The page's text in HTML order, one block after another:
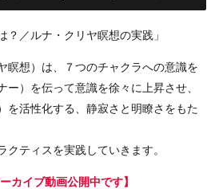
？／ルナ・クリヤ瞑想の実践」
瞑想）は、７つのチャクラへの意識を
ー）を伝って意識を徐々に上昇させ、
を活性化する、静寂さと明瞭さをもた
クティスを実践していきます。
ーカイブ動画公開中です】